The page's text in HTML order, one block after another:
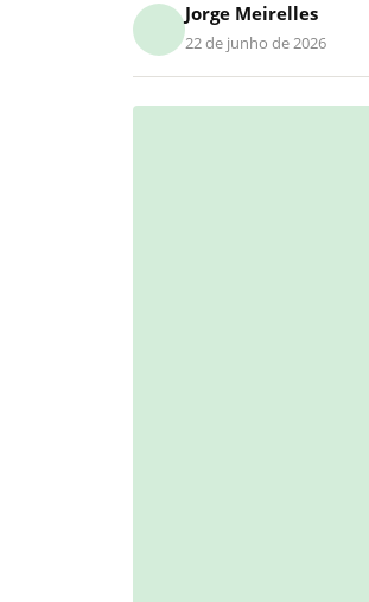
Jorge Meirelles
22 de junho de 2026